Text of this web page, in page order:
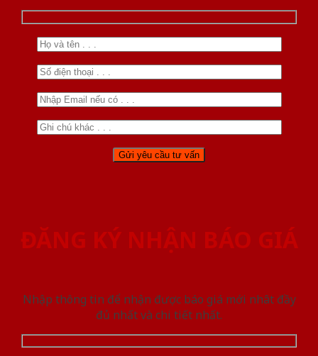
ĐĂNG KÝ NHẬN BÁO GIÁ
Nhập thông tin để nhận được báo giá mới nhât đầy
đủ nhất và chi tiết nhất.